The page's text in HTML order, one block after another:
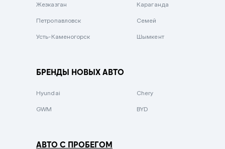
Зеленый металлик
Жезказган Караганда
Петропавловск Семей
Усть-Каменогорск Шымкент
БРЕНДЫ НОВЫХ АВТО
Hyundai Chery
GWM BYD
АВТО С ПРОБЕГОМ